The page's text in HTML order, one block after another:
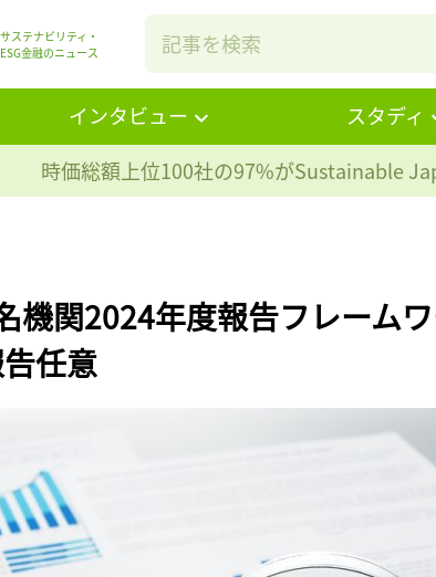
サステナビリティ・
ESG金融のニュース
インタビュー スタディ
時価総額上位100社の97%がSustainable
機関2024年度報告フレーム
任意